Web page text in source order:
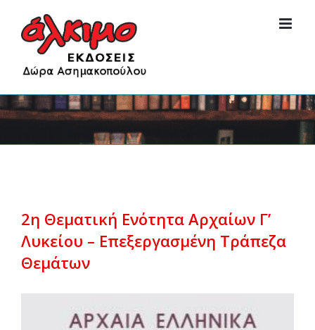
content
2η Θεματική Ενότητα Αρχαίων Γ’
Λυκείου – Επεξεργασμένη Τράπεζα
Θεμάτων